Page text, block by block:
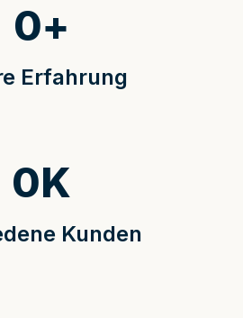
Erfahrung
0+
Kunden
0K